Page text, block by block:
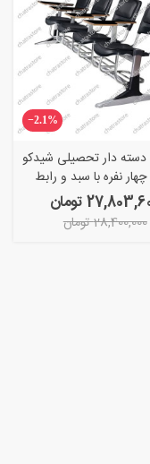
‎−2.1%
دار تحصیلی شیدکو
نفره با سبد و رابط
تومان
28,400,000 تومان